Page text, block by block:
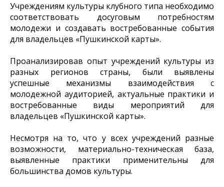
Учреждениям культуры клубного типа необходимо
соответствовать досуговым потребностям
молодежи и создавать востребованные события
для владельцев «Пушкинской карты».
Проанализировав опыт учреждений культуры из
разных регионов страны, были выявлены
успешные механизмы взаимодействия с
молодежной аудиторией, актуальные практики и
востребованные виды мероприятий для
владельцев «Пушкинской карты».
Несмотря на то, что у всех учреждений разные
возможности, материально-техническая база,
выявленные практики применительны для
большинства домов культуры.